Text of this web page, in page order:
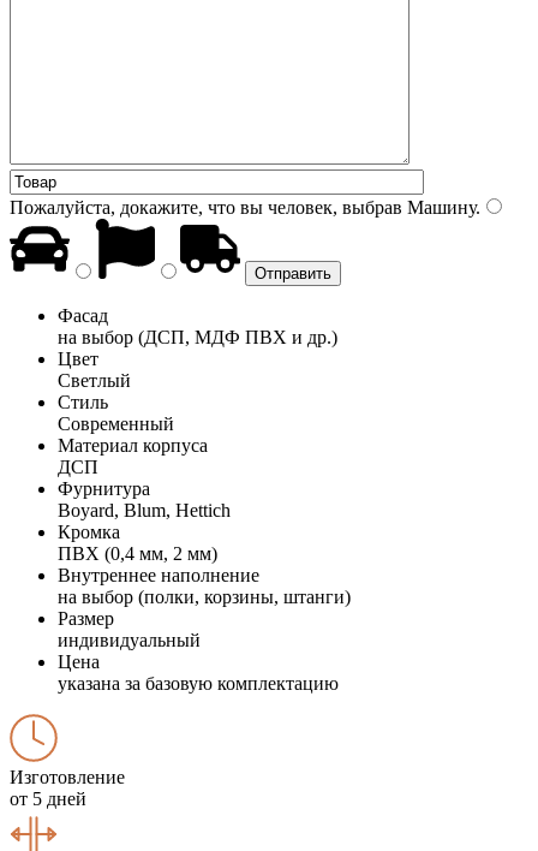
Пожалуйста, докажите, что вы человек, выбрав Машину.
Фасад
на выбор (ДСП, МДФ ПВХ и др.)
Цвет
Светлый
Стиль
Современный
Материал корпуса
ДСП
Фурнитура
Boyard, Blum, Hettich
Кромка
ПВХ (0,4 мм, 2 мм)
Внутреннее наполнение
на выбор (полки, корзины, штанги)
Размер
индивидуальный
Цена
указана за базовую комплектацию
Изготовление
от 5 дней